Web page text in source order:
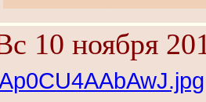
10 ноября